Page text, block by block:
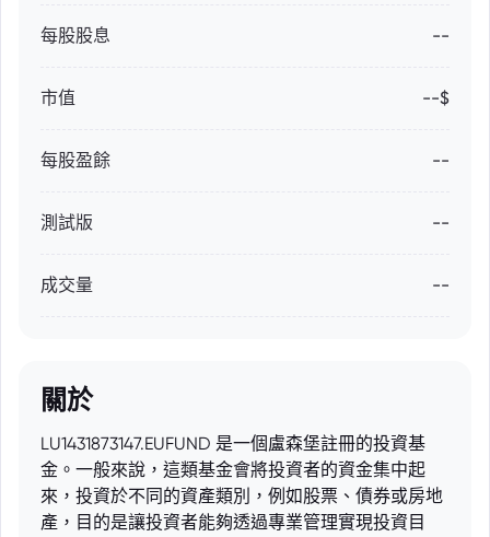
每股股息 --
市值 --$
每股盈餘 --
測試版 --
成交量 --
關於
LU1431873147.EUFUND 是一個盧森堡註冊的投資基
金。一般來說，這類基金會將投資者的資金集中起
來，投資於不同的資產類別，例如股票、債券或房地
產，目的是讓投資者能夠透過專業管理實現投資目